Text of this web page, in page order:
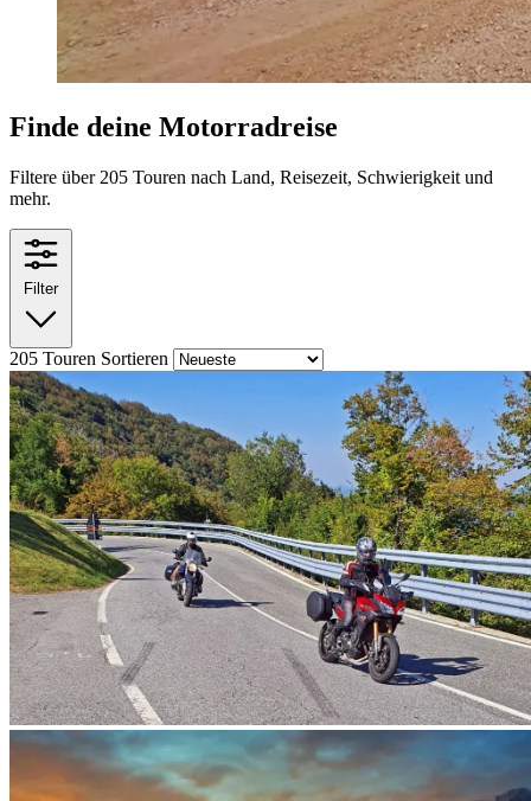
Finde deine Motorradreise
Filtere über 205 Touren nach Land, Reisezeit, Schwierigkeit und
mehr.
Filter
205 Touren Sortieren